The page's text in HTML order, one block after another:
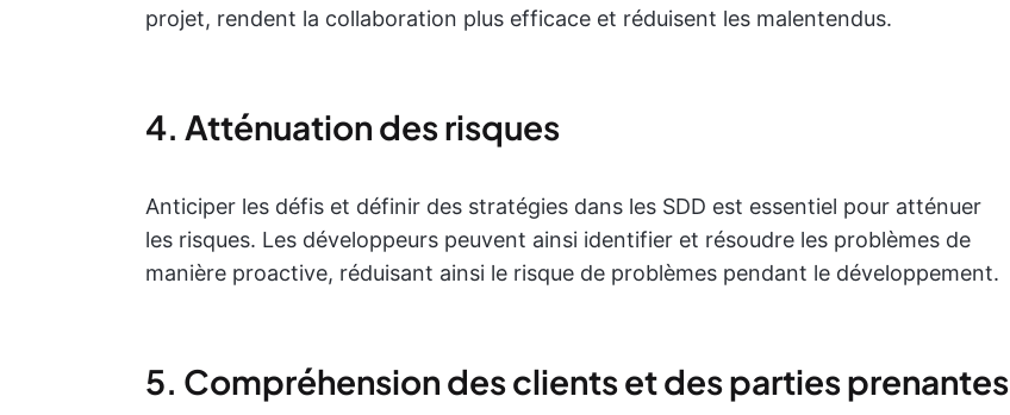
projet, rendent la collaboration plus efficace et réduisent les malentendus.
4. Atténuation des risques
Anticiper les défis et définir des stratégies dans les SDD est essentiel pour atténuer
les risques. Les développeurs peuvent ainsi identifier et résoudre les problèmes de
manière proactive, réduisant ainsi le risque de problèmes pendant le développement.
5. Compréhension des clients et des parties prenantes